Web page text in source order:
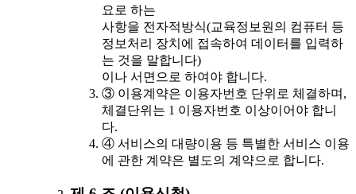
요로 하는
사항을 전자적방식(교육정보원의 컴퓨터 등
정보처리 장치에 접속하여 데이터를 입력하
는 것을 말합니다)
이나 서면으로 하여야 합니다.
③ 이용계약은 이용자번호 단위로 체결하며,
체결단위는 1 이용자번호 이상이어야 합니
다.
④ 서비스의 대량이용 등 특별한 서비스 이용
에 관한 계약은 별도의 계약으로 합니다.